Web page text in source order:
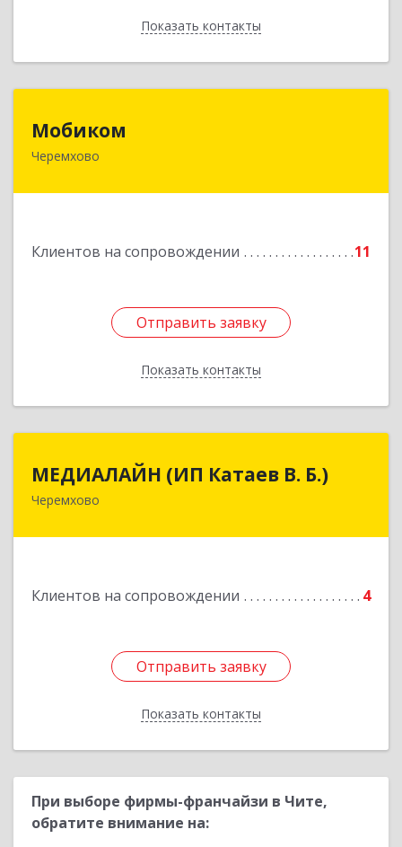
Показать контакты
Назад
Мобиком
Черемхово
Клиентов на сопровождении 11
Отправить заявку
Показать контакты
Отправить заявку
Назад
МЕДИАЛАЙН (ИП Катаев В. Б.)
Черемхово
Клиентов на сопровождении 4
Отправить заявку
Показать контакты
МЕДИАЛАЙН (ИП Катаев В. Б.)
665413, Иркутская обл, Черемхово г, Ленина ул,
Отправить заявку
Назад
При выборе фирмы-франчайзи в Чите,
обратите внимание на: